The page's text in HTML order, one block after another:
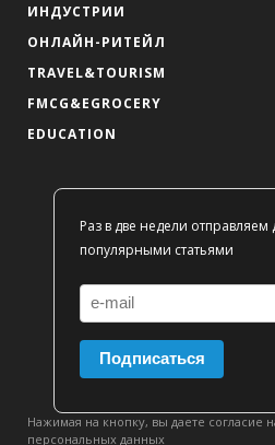
ИНДУСТРИИ
ОНЛАЙН-РИТЕЙЛ
TRAVEL&TOURISM
FMCG&EGROCERY
EDUCATION
Раз в две недели
популярными статьями
Подписаться
Нажимая на кнопку, вы даете согласие
персональных данных